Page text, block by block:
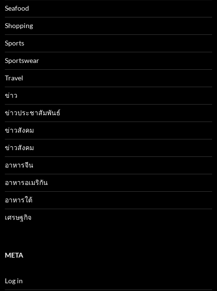
Seafood
Shopping
Sports
Sportswear
Travel
ข่าว
ข่าวประชาสัมพันธ์
ข่าวสังคม
ข่าวสังคม
อาหารจีน
อาหารอเมริกัน
อาหารใต้
เศรษฐกิจ
META
Log in